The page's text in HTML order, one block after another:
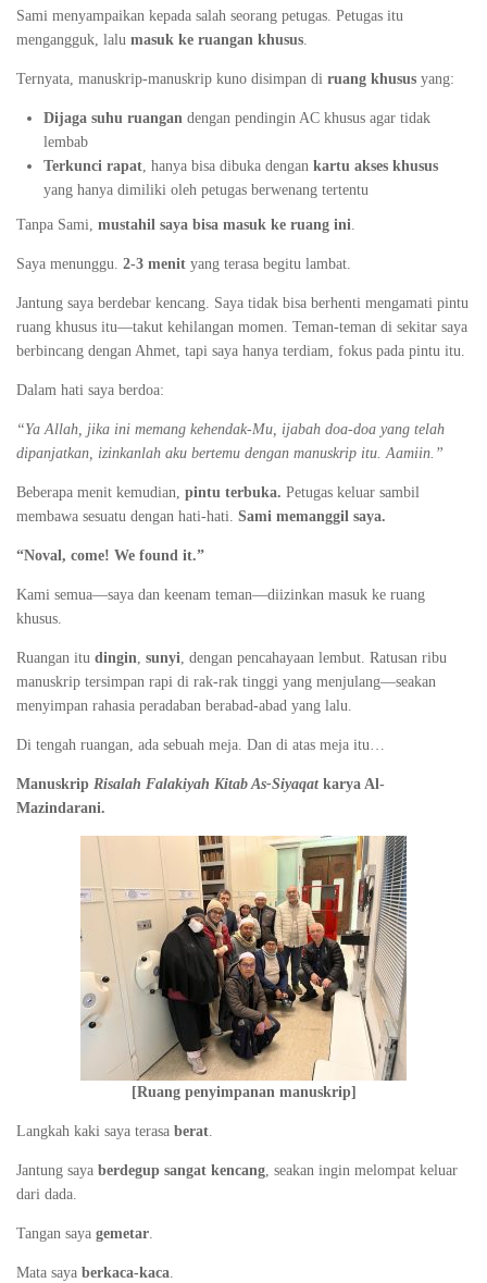
Sami menyampaikan kepada salah seorang petugas. Petugas itu
mengangguk, lalu masuk ke ruangan khusus.
Ternyata, manuskrip-manuskrip kuno disimpan di ruang khusus yang:
Dijaga suhu ruangan dengan pendingin AC khusus agar tidak
lembab
Terkunci rapat, hanya bisa dibuka dengan kartu akses khusus
yang hanya dimiliki oleh petugas berwenang tertentu
Tanpa Sami, mustahil saya bisa masuk ke ruang ini.
Saya menunggu. 2-3 menit yang terasa begitu lambat.
Jantung saya berdebar kencang. Saya tidak bisa berhenti mengamati pintu
ruang khusus itu—takut kehilangan momen. Teman-teman di sekitar saya
berbincang dengan Ahmet, tapi saya hanya terdiam, fokus pada pintu itu.
Dalam hati saya berdoa:
“Ya Allah, jika ini memang kehendak-Mu, ijabah doa-doa yang telah
dipanjatkan, izinkanlah aku bertemu dengan manuskrip itu. Aamiin.”
Beberapa menit kemudian, pintu terbuka. Petugas keluar sambil
membawa sesuatu dengan hati-hati. Sami memanggil saya.
“Noval, come! We found it.”
Kami semua—saya dan keenam teman—diizinkan masuk ke ruang
khusus.
Ruangan itu dingin, sunyi, dengan pencahayaan lembut. Ratusan ribu
manuskrip tersimpan rapi di rak-rak tinggi yang menjulang—seakan
menyimpan rahasia peradaban berabad-abad yang lalu.
Di tengah ruangan, ada sebuah meja. Dan di atas meja itu…
Manuskrip Risalah Falakiyah Kitab As-Siyaqat karya Al-
Mazindarani.
[Ruang penyimpanan manuskrip]
Langkah kaki saya terasa berat.
Jantung saya berdegup sangat kencang, seakan ingin melompat keluar
dari dada.
Tangan saya gemetar.
Mata saya berkaca-kaca.